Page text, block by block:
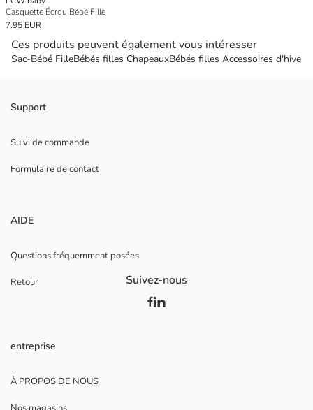
Casquette Écrou Bébé Fille
7.95 EUR
Ces produits peuvent également vous intéresser
Sac-Bébé FilleBébés filles ChapeauxBébés filles Accessoires d'hiver
Support
Suivi de commande
Formulaire de contact
AIDE
Questions fréquemment posées
Retour
entreprise
À PROPOS DE NOUS
Suivez-nous